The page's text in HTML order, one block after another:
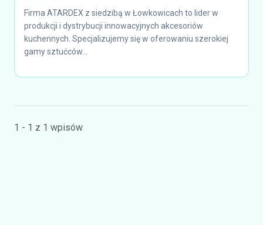
Firma ATARDEX z siedzibą w Łowkowicach to lider w
produkcji i dystrybucji innowacyjnych akcesoriów
kuchennych. Specjalizujemy się w oferowaniu szerokiej
gamy sztućców...
1 - 1 z 1 wpisów